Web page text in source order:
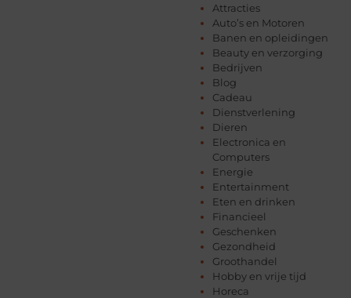
Attracties
Auto’s en Motoren
Banen en opleidingen
Beauty en verzorging
Bedrijven
Blog
Cadeau
Dienstverlening
Dieren
Electronica en
Computers
Energie
Entertainment
Eten en drinken
Financieel
Geschenken
Gezondheid
Groothandel
Hobby en vrije tijd
Horeca